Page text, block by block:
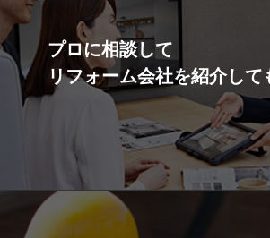
プロに相談して
リフォーム会社を紹介して